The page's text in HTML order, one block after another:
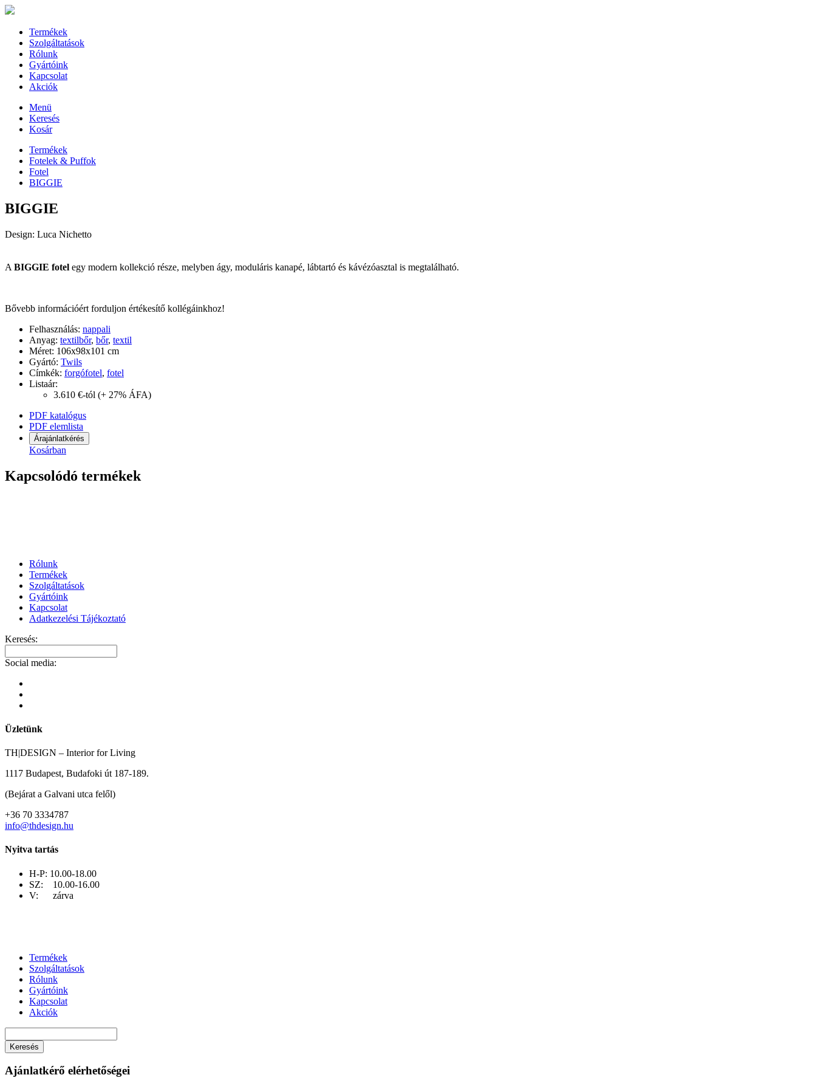
Termékek
Szolgáltatások
Rólunk
Gyártóink
Kapcsolat
Akciók
Menü
Keresés
Kosár
Termékek
Fotelek & Puffok
Fotel
BIGGIE
BIGGIE
Design: Luca Nichetto
A BIGGIE fotel egy modern kollekció része, melyben ágy, moduláris kanapé, lábtartó és kávézóasztal is megtalálható.
Bővebb információért forduljon értékesítő kollégáinkhoz!
Felhasználás: nappali
Anyag: textilbőr, bőr, textil
Méret: 106x98x101 cm
Gyártó: Twils
Címkék: forgófotel, fotel
Listaár:
3.610 €-tól (+ 27% ÁFA)
PDF katalógus
PDF elemlista
Árajánlatkérés
Kosárban
Kapcsolódó termékek
Rólunk
Termékek
Szolgáltatások
Gyártóink
Kapcsolat
Adatkezelési Tájékoztató
Keresés:
Social media:
Üzletünk
TH|DESIGN – Interior for Living
1117 Budapest, Budafoki út 187-189.
(Bejárat a Galvani utca felől)
+36 70 3334787
info@thdesign.hu
Nyitva tartás
H-P: 10.00-18.00
SZ: 10.00-16.00
V: zárva
Termékek
Szolgáltatások
Rólunk
Gyártóink
Kapcsolat
Akciók
Keresés
Ajánlatkérő elérhetőségei